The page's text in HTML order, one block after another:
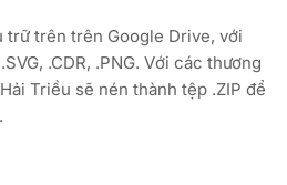
trên trên Google Drive, với
.CDR, .PNG. Với các thương
Triều sẽ nén thành tệp .ZIP để